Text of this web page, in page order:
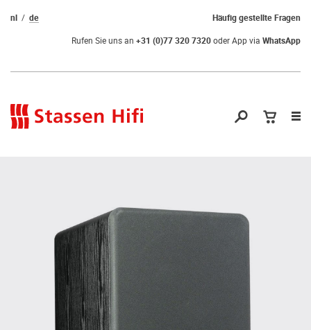
Häufig gestellte Fragen
nl de
Rufen Sie uns an +31 (0)77 320 7320oder App via WhatsApp